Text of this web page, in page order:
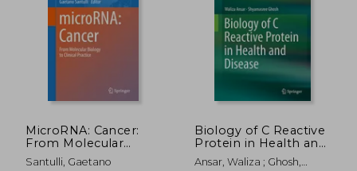
40% 45%
dcto.
MicroRNA: Cancer:
From Molecular
Biology to Clinical
Santulli, Gaetano
Biology of C Reactive
Protein in Health and
Disease (en Inglés)
Ansar, Waliza ; Ghosh,